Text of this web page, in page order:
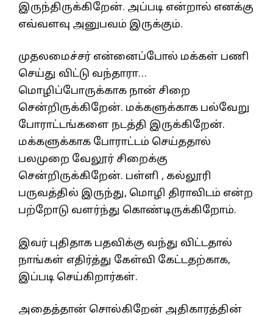
இருந்திருக்கிறேன். அப்படி என்றால் எனக்கு
எவ்வளவு அனுபவம் இருக்கும்.
முதலமைச்சர் என்னைப்போல் மக்கள் பணி
செய்து விட்டு வந்தாரா…
மொழிப்போருக்காக நான் சிறை
சென்றிருக்கிறேன். மக்களுக்காக பல்வேறு
போராட்டங்களை நடத்தி இருக்கிறேன்.
மக்களுக்காக போராட்டம் செய்ததால்
பலமுறை வேலூர் சிறைக்கு
சென்றிருக்கிறேன். பள்ளி , கல்லூரி
பருவத்தில் இருந்து, மொழி திராவிடம் என்ற
பற்றோடு வளர்ந்து கொண்டிருக்கிறோம்.
இவர் புதிதாக பதவிக்கு வந்து விட்டதால்
நாங்கள் எதிர்த்து கேள்வி கேட்டதற்காக,
இப்படி செய்கிறார்கள்.
அதைத்தான் சொல்கிறேன் அதிகாரத்தின்